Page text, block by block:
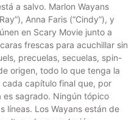
a salvo. Marlon Wayans
Anna Faris (“Cindy”), y
en Scary Movie junto a
frescas para acuchillar sin
precuelas, secuelas, spin-
origen, todo lo que tenga la
capítulo final que, por
es sagrado. Ningún tópico
líneas. Los Wayans están de